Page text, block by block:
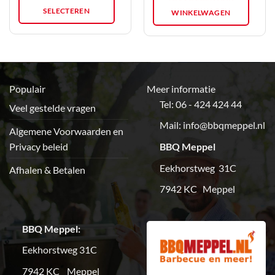
SELECTEREN
gekozen
worden
op
productpagina
WINKELWAGEN
Populair
Veel gestelde vragen
Algemene Voorwaarden en
Privacy beleid
Afhalen & Betalen
Meer informatie
Tel: 06 - 424 424 44
Mail: info@bbqmeppel.nl
BBQ Meppel
Eekhorstweg 31C
7942 KC Meppel
BBQ Meppel:
Eekhorstweg 31C
7942 KC Meppel